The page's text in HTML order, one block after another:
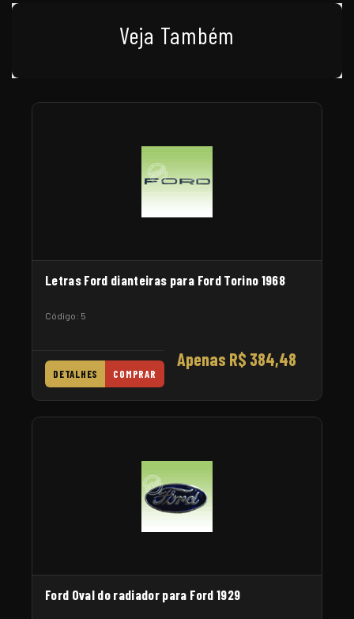
Veja Também
Letras Ford dianteiras para Ford Torino 1968
Código: 5
Apenas R$ 384,48
DETALHES COMPRAR
Ford Oval do radiador para Ford 1929